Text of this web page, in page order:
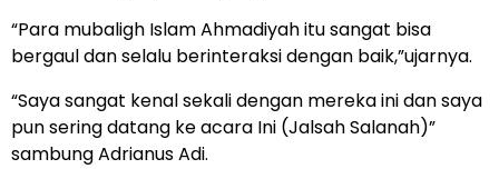
“Para mubaligh Islam Ahmadiyah itu sangat bisa
bergaul dan selalu berinteraksi dengan baik,”ujarnya.
“Saya sangat kenal sekali dengan mereka ini dan saya
pun sering datang ke acara Ini (Jalsah Salanah)”
sambung Adrianus Adi.